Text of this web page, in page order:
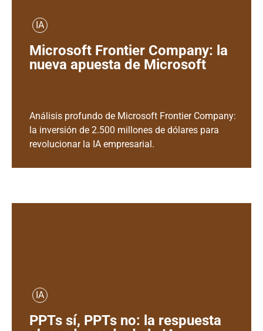
IA
Microsoft Frontier Company: la
nueva apuesta de Microsoft
Análisis profundo de Microsoft Frontier Company:
la inversión de 2.500 millones de dólares para
revolucionar la IA empresarial.
IA
PPTs sí, PPTs no: la respuesta